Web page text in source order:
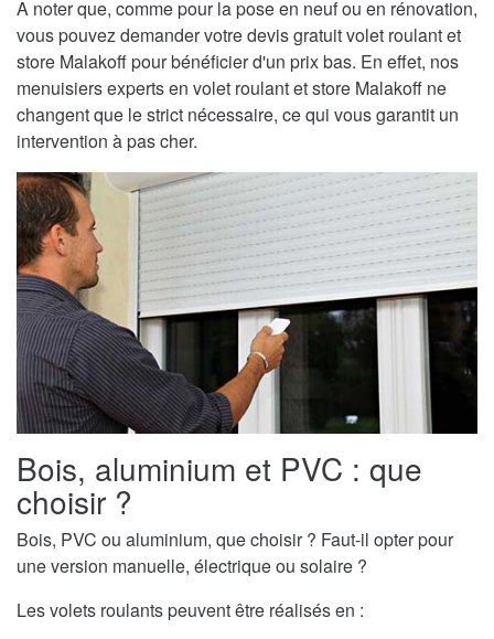
A noter que, comme pour la pose en neuf ou en rénovation,
vous pouvez demander votre devis gratuit volet roulant et
store Malakoff pour bénéficier d'un prix bas. En effet, nos
menuisiers experts en volet roulant et store Malakoff ne
changent que le strict nécessaire, ce qui vous garantit un
intervention à pas cher.
Bois, aluminium et PVC : que
choisir ?
Bois, PVC ou aluminium, que choisir ? Faut-il opter pour
une version manuelle, électrique ou solaire ?
Les volets roulants peuvent être réalisés en :